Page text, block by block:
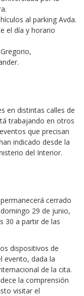
al parking Avda.
el día y horario
en distintas calles de
trabajando en otros
que precisan
indicado desde la
del Interior.
cerrado
29 de junio,
30 a partir de las
dispositivos de
evento, dada la
de la cita.
la comprensión
visitar el